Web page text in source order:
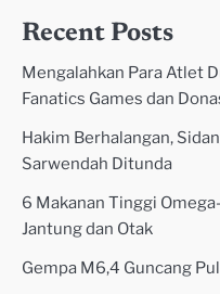
Recent Posts
Mengalahkan Para Atlet
Fanatics Games dan
Hakim Berhalangan,
Sarwendah Ditunda
6 Makanan Tinggi
Jantung dan Otak
Gempa M6,4 Guncang